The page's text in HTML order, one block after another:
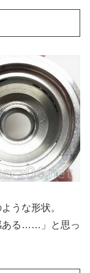
うな形状。
ある……」と思っ